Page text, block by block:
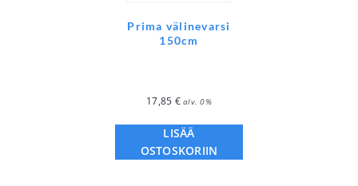
Prima välinevarsi
150cm
17,85 € alv. 0%
LISÄÄ
OSTOSKORIIN